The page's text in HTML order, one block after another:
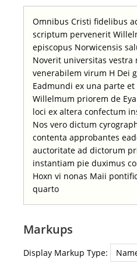
Omnibus Cristi fidelibus
scriptum pervenerit
episcopus Norwicensis
Noverit universitas
venerabilem virum H Dei
Eadmundi ex una parte
Willelmum priorem de
loci ex altera confectum
Nos vero dictum
contenta approbantes
auctoritate ad dictorum
instantiam pie duximus
Hoxn vi nonas Maii
quarto
Markups
Display Markup Type: